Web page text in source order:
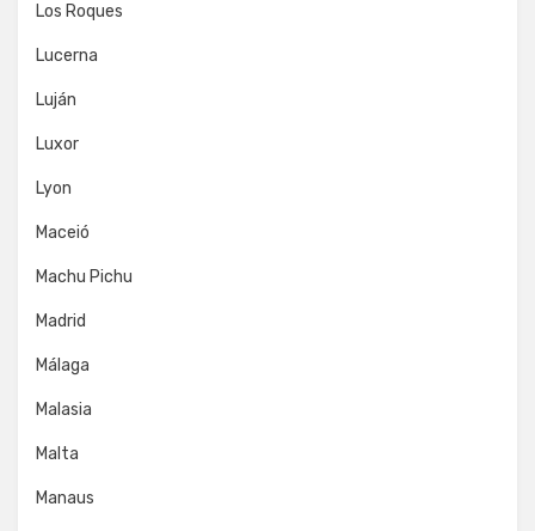
Los Roques
Lucerna
Luján
Luxor
Lyon
Maceió
Machu Pichu
Madrid
Málaga
Malasia
Malta
Manaus